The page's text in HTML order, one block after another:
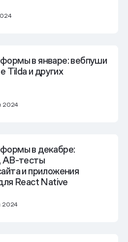
в январе: вебпуши
Tilda и других
2024
в декабре:
AB-тесты
и приложения
React Native
2024